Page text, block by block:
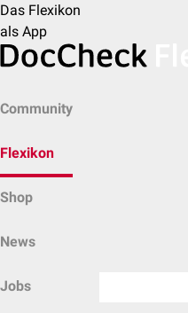
Das Flexikon
als App
Community
Flexikon
Shop
News
Jobs